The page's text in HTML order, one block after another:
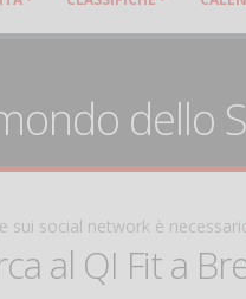
dello
sui social network è
al QI Fit a